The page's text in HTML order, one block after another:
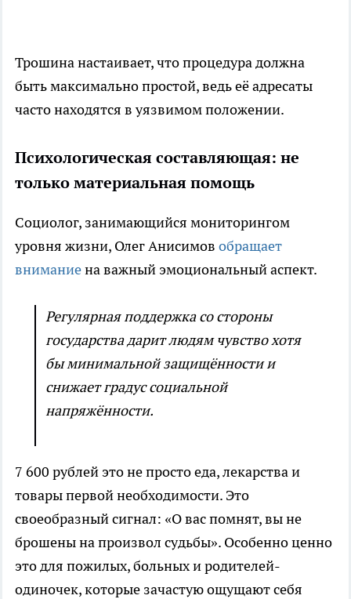
Трошина настаивает, что процедура должна
быть максимально простой, ведь её адресаты
часто находятся в уязвимом положении.
Психологическая составляющая: не
только материальная помощь
Социолог, занимающийся мониторингом
уровня жизни, Олег Анисимов обращает
вниманиена важный эмоциональный аспект.
Регулярная поддержка со стороны
государства дарит людям чувство хотя
бы минимальной защищённости и
снижает градус социальной
напряжённости.
7 600 рублей это не просто еда, лекарства и
товары первой необходимости. Это
своеобразный сигнал: «О вас помнят, вы не
брошены на произвол судьбы». Особенно ценно
это для пожилых, больных и родителей-
одиночек, которые зачастую ощущают себя